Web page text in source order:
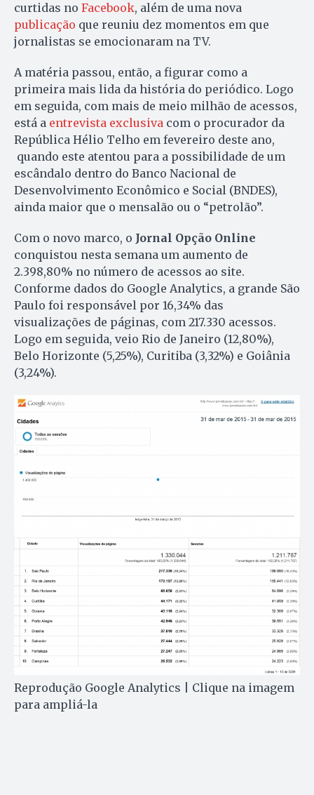
curtidas no Facebook, além de uma nova
publicação que reuniu dez momentos em que
jornalistas se emocionaram na TV.
A matéria passou, então, a figurar como a
primeira mais lida da história do periódico. Logo
em seguida, com mais de meio milhão de acessos,
está a entrevista exclusiva com o procurador da
República Hélio Telho em fevereiro deste ano,
quando este atentou para a possibilidade de um
escândalo dentro do Banco Nacional de
Desenvolvimento Econômico e Social (BNDES),
ainda maior que o mensalão ou o “petrolão”.
Com o novo marco, o Jornal Opção Online
conquistou nesta semana um aumento de
2.398,80% no número de acessos ao site.
Conforme dados do Google Analytics, a grande São
Paulo foi responsável por 16,34% das
visualizações de páginas, com 217.330 acessos.
Logo em seguida, veio Rio de Janeiro (12,80%),
Belo Horizonte (5,25%), Curitiba (3,32%) e Goiânia
(3,24%).
Reprodução Google Analytics | Clique na imagem
para ampliá-la